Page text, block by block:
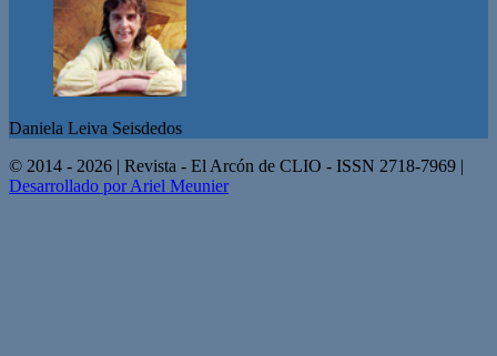
Daniela Leiva Seisdedos
© 2014 - 2026 | Revista - El Arcón de CLIO - ISSN 2718-7969 |
Desarrollado por Ariel Meunier